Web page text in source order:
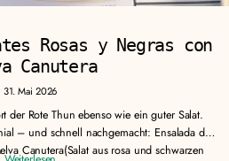
Rosas y Negras con
Canutera
31. Mai 2026
der Rote Thun ebenso wie ein guter Salat.
– und schnell nachgemacht: Ensalada de
Canutera(Salat aus rosa und schwarzen